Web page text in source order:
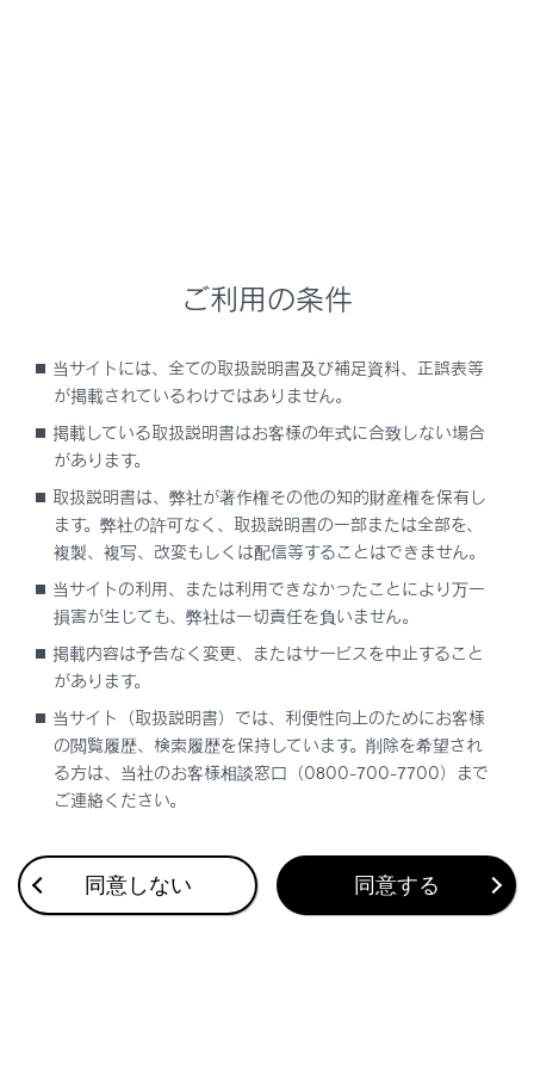
ドライバー異常時対応システム
合わせて見られているページ
Lexus Teammate Advanced Park
低速時に障害物との接近を検知してブレーキをかける
最適な車間距離を保って追従走行する
ご利用の条件
当サイトには、全ての取扱説明書及び補足資料、正誤表等
が掲載されているわけではありません。
掲載している取扱説明書はお客様の年式に合致しない場合
があります。
取扱説明書は、弊社が著作権その他の知的財産権を保有し
ます。弊社の許可なく、取扱説明書の一部または全部を、
複製、複写、改変もしくは配信等することはできません。
当サイトの利用、または利用できなかったことにより万一
損害が生じても、弊社は一切責任を負いません。
掲載内容は予告なく変更、またはサービスを中止すること
があります。
当サイト（取扱説明書）では、利便性向上のためにお客様
の閲覧履歴、検索履歴を保持しています。削除を希望され
る方は、当社のお客様相談窓口（0800-700-7700）まで
ご連絡ください。
同意しない 同意する